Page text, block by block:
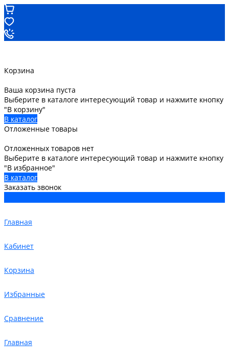
Корзина
Ваша корзина пуста
Выберите в каталоге интересующий товар и нажмите кнопку
"В корзину"
В каталог
Отложенные товары
Отложенных товаров нет
Выберите в каталоге интересующий товар и нажмите кнопку
"В избранное"
В каталог
Заказать звонок
Главная
Кабинет
Корзина
Избранные
Сравнение
Главная